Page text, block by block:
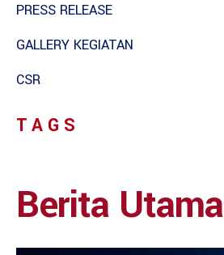
Berita Utama
PRESS RELEASE
GALLERY KEGIATAN
CSR
TAGS